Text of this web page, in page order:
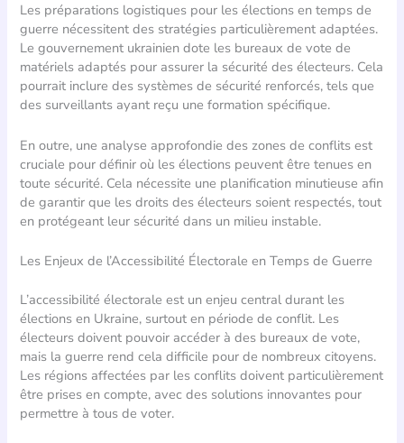
Les préparations logistiques pour les élections en temps de
guerre nécessitent des stratégies particulièrement adaptées.
Le gouvernement ukrainien dote les bureaux de vote de
matériels adaptés pour assurer la sécurité des électeurs. Cela
pourrait inclure des systèmes de sécurité renforcés, tels que
des surveillants ayant reçu une formation spécifique.
En outre, une analyse approfondie des zones de conflits est
cruciale pour définir où les élections peuvent être tenues en
toute sécurité. Cela nécessite une planification minutieuse afin
de garantir que les droits des électeurs soient respectés, tout
en protégeant leur sécurité dans un milieu instable.
Les Enjeux de l’Accessibilité Électorale en Temps de Guerre
L’accessibilité électorale est un enjeu central durant les
élections en Ukraine, surtout en période de conflit. Les
électeurs doivent pouvoir accéder à des bureaux de vote,
mais la guerre rend cela difficile pour de nombreux citoyens.
Les régions affectées par les conflits doivent particulièrement
être prises en compte, avec des solutions innovantes pour
permettre à tous de voter.